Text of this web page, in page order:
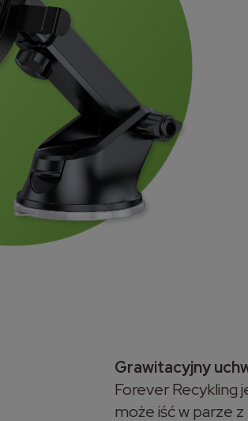
Grawitacyjny
Forever Recykling
może iść w parze z